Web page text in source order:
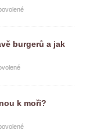
burgerů a jak
k moři?